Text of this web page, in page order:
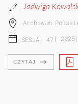
Jadwiga
Archiwum
SESJA: 47 | 2025|
CZYTAJ